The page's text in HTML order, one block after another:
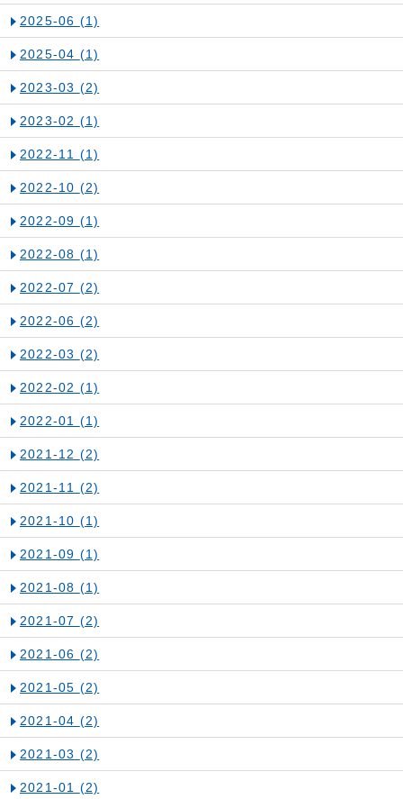
2025-06 (1)
2025-04 (1)
2023-03 (2)
2023-02 (1)
2022-11 (1)
2022-10 (2)
2022-09 (1)
2022-08 (1)
2022-07 (2)
2022-06 (2)
2022-03 (2)
2022-02 (1)
2022-01 (1)
2021-12 (2)
2021-11 (2)
2021-10 (1)
2021-09 (1)
2021-08 (1)
2021-07 (2)
2021-06 (2)
2021-05 (2)
2021-04 (2)
2021-03 (2)
2021-01 (2)